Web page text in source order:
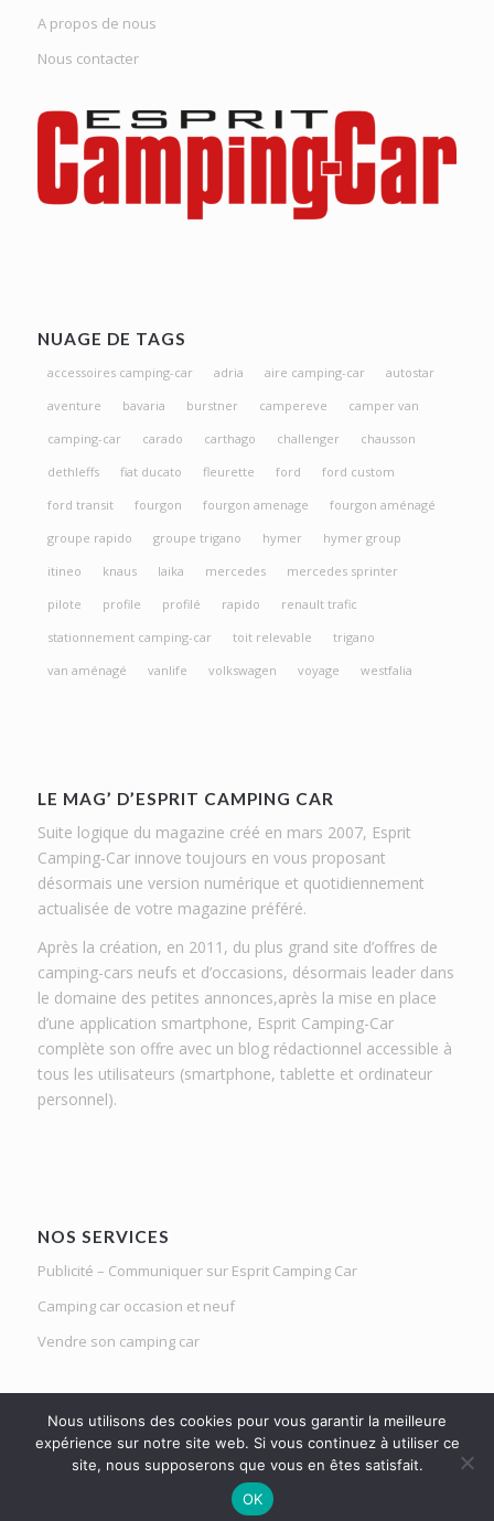
A propos de nous
Nous contacter
NUAGE DE TAGS
accessoires camping-car adria aire camping-car
autostar
aventure
bavaria burstner campereve
camper van
camping-car
carado carthago challenger
chausson
dethleffs
fiat ducato fleurette ford
ford custom
ford transit
fourgon fourgon amenage
fourgon aménagé
groupe rapido
groupe trigano hymer
hymer group
itineo
knaus laika mercedes
mercedes sprinter
pilote
profile profilé rapido
renault trafic
stationnement camping-car
toit relevable
trigano
van aménagé
vanlife volkswagen voyage westfalia
LE MAG’ D’ESPRIT CAMPING CAR
Suite logique du magazine créé en mars 2007, Esprit
Camping-Car innove toujours en vous proposant
désormais une version numérique et quotidiennement
actualisée de votre magazine préféré.
Après la création, en 2011, du plus grand site d’offres de
camping-cars neufs et d’occasions, désormais leader dans
le domaine des petites annonces,après la mise en place
d’une application smartphone, Esprit Camping-Car
complète son offre avec un blog rédactionnel accessible à
tous les utilisateurs (smartphone, tablette et ordinateur
personnel).
NOS SERVICES
Publicité – Communiquer sur Esprit Camping Car
Camping car occasion et neuf
Vendre son camping car
Le Mag d'Esprit Camping Car | Netlight solutions © 2020 | Tous droits
Nous utilisons des cookies pour vous garantir la meilleure
expérience sur notre site web. Si vous continuez à utiliser ce
site, nous supposerons que vous en êtes satisfait.
OK